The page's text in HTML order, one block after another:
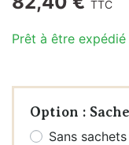
TTC
Prêt à être
Option :
Sans